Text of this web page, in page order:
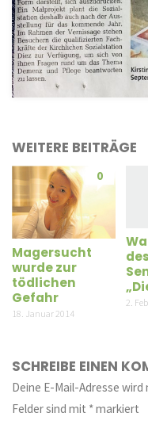
WEITERE BEITRÄGE
0
Magersucht
wurde zur
tödlichen
Gefahr
18. Januar 2014
des
2.
SCHREIBE EINEN
Deine E-Mail-Adresse
Felder sind mit *markiert